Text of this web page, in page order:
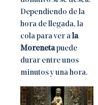
Dependiendo de la
hora de llegada, la
cola para ver ala
Morenetapuede
durar entre unos
minutos y una hora.